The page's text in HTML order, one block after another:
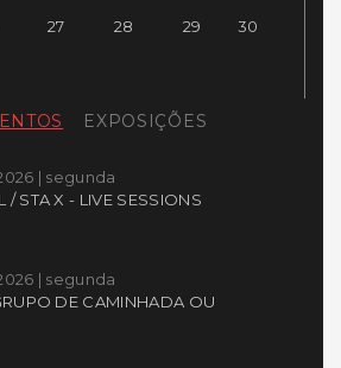
27 28 29 30
EXPOSIÇÕES
| segunda
STA X - LIVE SESSIONS
| segunda
DE CAMINHADA OU